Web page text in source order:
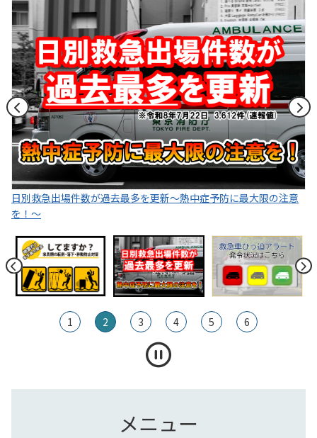
東
京
消
防
庁
「救急車ひっ迫アラート」発令状況はこちら
1 2 3 4 5 6
メニュー